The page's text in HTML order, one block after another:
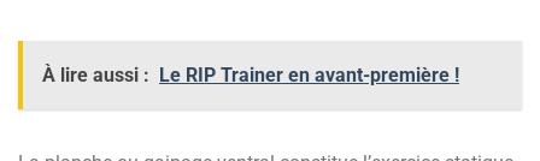
À lire aussi : Le RIP Trainer en avant-première !